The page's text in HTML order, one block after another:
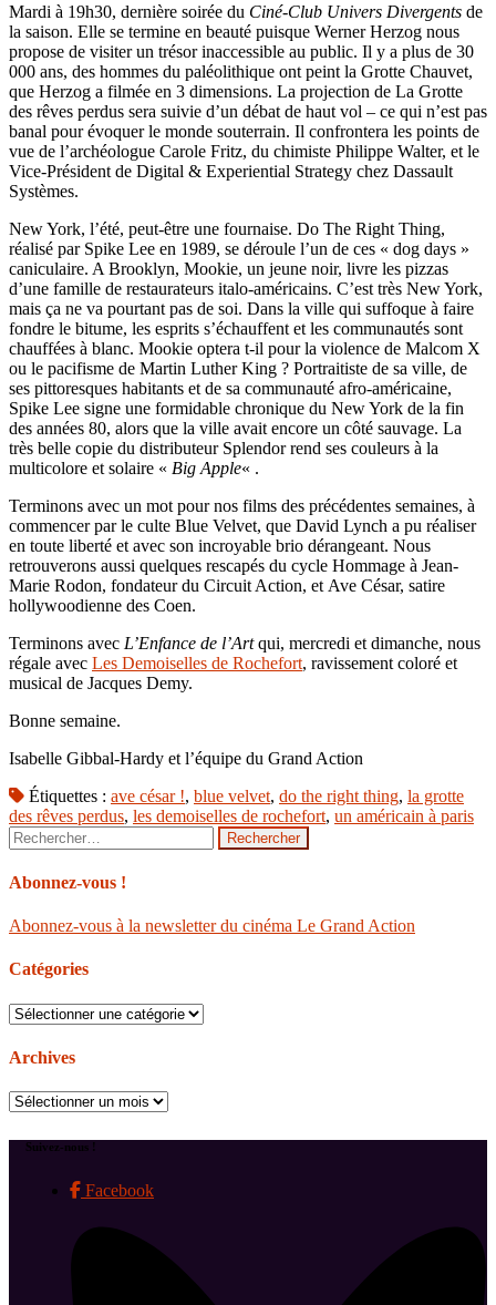
Mardi à 19h30, dernière soirée du Ciné-Club Univers Divergents de
la saison. Elle se termine en beauté puisque Werner Herzog nous
propose de visiter un trésor inaccessible au public. Il y a plus de 30
000 ans, des hommes du paléolithique ont peint la Grotte Chauvet,
que Herzog a filmée en 3 dimensions. La projection de La Grotte
des rêves perdus sera suivie d’un débat de haut vol – ce qui n’est pas
banal pour évoquer le monde souterrain. Il confrontera les points de
vue de l’archéologue Carole Fritz, du chimiste Philippe Walter, et le
Vice-Président de Digital & Experiential Strategy chez Dassault
Systèmes.
New York, l’été, peut-être une fournaise. Do The Right Thing,
réalisé par Spike Lee en 1989, se déroule l’un de ces « dog days »
caniculaire. A Brooklyn, Mookie, un jeune noir, livre les pizzas
d’une famille de restaurateurs italo-américains. C’est très New York,
mais ça ne va pourtant pas de soi. Dans la ville qui suffoque à faire
fondre le bitume, les esprits s’échauffent et les communautés sont
chauffées à blanc. Mookie optera t-il pour la violence de Malcom X
ou le pacifisme de Martin Luther King ? Portraitiste de sa ville, de
ses pittoresques habitants et de sa communauté afro-américaine,
Spike Lee signe une formidable chronique du New York de la fin
des années 80, alors que la ville avait encore un côté sauvage. La
très belle copie du distributeur Splendor rend ses couleurs à la
multicolore et solaire « Big Apple« .
Terminons avec un mot pour nos films des précédentes semaines, à
commencer par le culte Blue Velvet, que David Lynch a pu réaliser
en toute liberté et avec son incroyable brio dérangeant. Nous
retrouverons aussi quelques rescapés du cycle Hommage à Jean-
Marie Rodon, fondateur du Circuit Action, et Ave César, satire
hollywoodienne des Coen.
Terminons avec L’Enfance de l’Artqui, mercredi et dimanche, nous
régale avec Les Demoiselles de Rochefort, ravissement coloré et
musical de Jacques Demy.
Bonne semaine.
Isabelle Gibbal-Hardy et l’équipe du Grand Action
Étiquettes : ave césar !, blue velvet, do the right thing, la grotte
des rêves perdus, les demoiselles de rochefort, un américain à paris
Rechercher :
Abonnez-vous !
Abonnez-vous à la newsletter du cinéma Le Grand Action
Catégories
Catégories
Archives
Archives
Suivez-nous !
Facebook